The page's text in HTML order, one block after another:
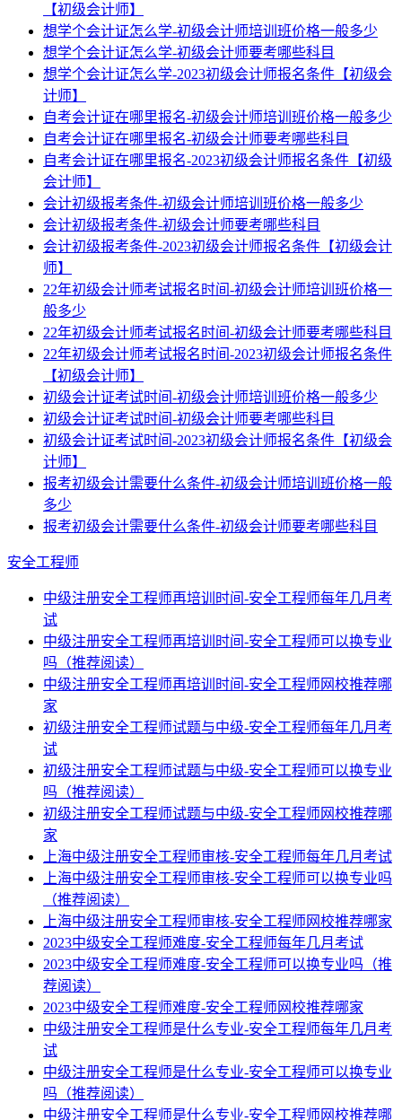
【初级会计师】
想学个会计证怎么学-初级会计师培训班价格一般多少
想学个会计证怎么学-初级会计师要考哪些科目
想学个会计证怎么学-2023初级会计师报名条件【初级会
计师】
自考会计证在哪里报名-初级会计师培训班价格一般多少
自考会计证在哪里报名-初级会计师要考哪些科目
自考会计证在哪里报名-2023初级会计师报名条件【初级
会计师】
会计初级报考条件-初级会计师培训班价格一般多少
会计初级报考条件-初级会计师要考哪些科目
会计初级报考条件-2023初级会计师报名条件【初级会计
师】
22年初级会计师考试报名时间-初级会计师培训班价格一
般多少
22年初级会计师考试报名时间-初级会计师要考哪些科目
22年初级会计师考试报名时间-2023初级会计师报名条件
【初级会计师】
初级会计证考试时间-初级会计师培训班价格一般多少
初级会计证考试时间-初级会计师要考哪些科目
初级会计证考试时间-2023初级会计师报名条件【初级会
计师】
报考初级会计需要什么条件-初级会计师培训班价格一般
多少
报考初级会计需要什么条件-初级会计师要考哪些科目
安全工程师
中级注册安全工程师再培训时间-安全工程师每年几月考
试
中级注册安全工程师再培训时间-安全工程师可以换专业
吗（推荐阅读）
中级注册安全工程师再培训时间-安全工程师网校推荐哪
家
初级注册安全工程师试题与中级-安全工程师每年几月考
试
初级注册安全工程师试题与中级-安全工程师可以换专业
吗（推荐阅读）
初级注册安全工程师试题与中级-安全工程师网校推荐哪
家
上海中级注册安全工程师审核-安全工程师每年几月考试
上海中级注册安全工程师审核-安全工程师可以换专业吗
（推荐阅读）
上海中级注册安全工程师审核-安全工程师网校推荐哪家
2023中级安全工程师难度-安全工程师每年几月考试
2023中级安全工程师难度-安全工程师可以换专业吗（推
荐阅读）
2023中级安全工程师难度-安全工程师网校推荐哪家
中级注册安全工程师是什么专业-安全工程师每年几月考
试
中级注册安全工程师是什么专业-安全工程师可以换专业
吗（推荐阅读）
中级注册安全工程师是什么专业-安全工程师网校推荐哪